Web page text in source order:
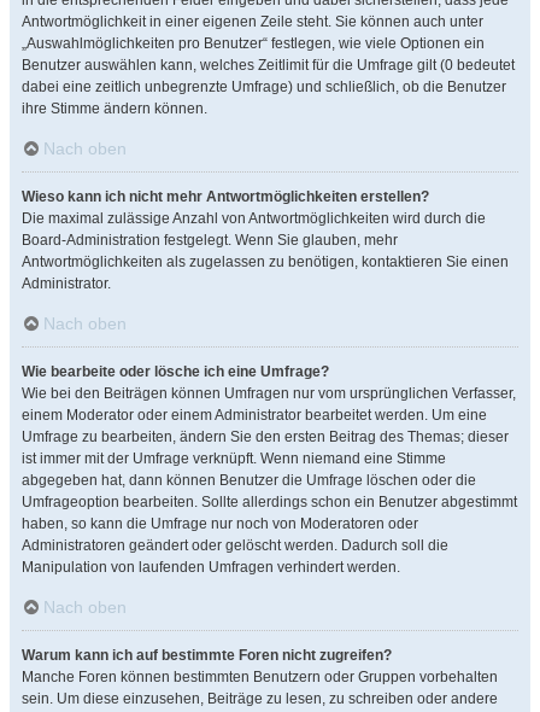
Antwortmöglichkeit in einer eigenen Zeile steht. Sie können auch unter
„Auswahlmöglichkeiten pro Benutzer“ festlegen, wie viele Optionen ein
Benutzer auswählen kann, welches Zeitlimit für die Umfrage gilt (0 bedeutet
dabei eine zeitlich unbegrenzte Umfrage) und schließlich, ob die Benutzer
ihre Stimme ändern können.
Nach oben
Wieso kann ich nicht mehr Antwortmöglichkeiten erstellen?
Die maximal zulässige Anzahl von Antwortmöglichkeiten wird durch die
Board-Administration festgelegt. Wenn Sie glauben, mehr
Antwortmöglichkeiten als zugelassen zu benötigen, kontaktieren Sie einen
Administrator.
Nach oben
Wie bearbeite oder lösche ich eine Umfrage?
Wie bei den Beiträgen können Umfragen nur vom ursprünglichen Verfasser,
einem Moderator oder einem Administrator bearbeitet werden. Um eine
Umfrage zu bearbeiten, ändern Sie den ersten Beitrag des Themas; dieser
ist immer mit der Umfrage verknüpft. Wenn niemand eine Stimme
abgegeben hat, dann können Benutzer die Umfrage löschen oder die
Umfrageoption bearbeiten. Sollte allerdings schon ein Benutzer abgestimmt
haben, so kann die Umfrage nur noch von Moderatoren oder
Administratoren geändert oder gelöscht werden. Dadurch soll die
Manipulation von laufenden Umfragen verhindert werden.
Nach oben
Warum kann ich auf bestimmte Foren nicht zugreifen?
Manche Foren können bestimmten Benutzern oder Gruppen vorbehalten
sein. Um diese einzusehen, Beiträge zu lesen, zu schreiben oder andere